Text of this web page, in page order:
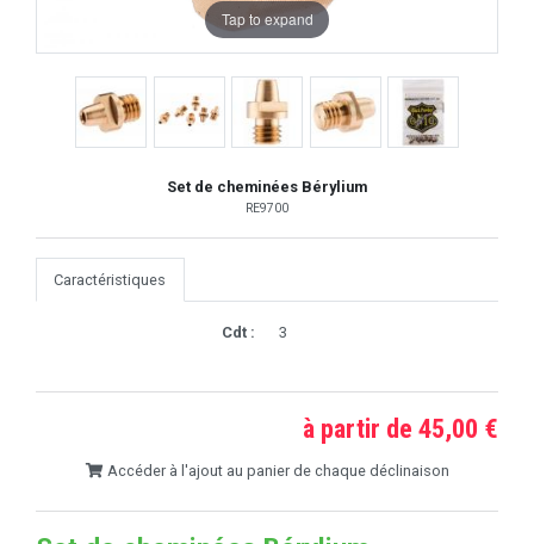
Tap to expand
Set de cheminées Bérylium
RE9700
Caractéristiques
Cdt : 3
à partir de 45,00 €
Accéder à l'ajout au panier de chaque déclinaison